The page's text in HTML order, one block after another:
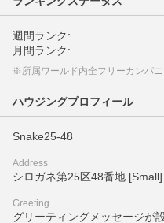
週間ランク:
月間ランク:
※所属ワールド内全フリーカンパ
ハウジングプロフィール
Snake25-48
Address
シロガネ第25区48番地 [Small]
Greeting
グリーティングメッセージが